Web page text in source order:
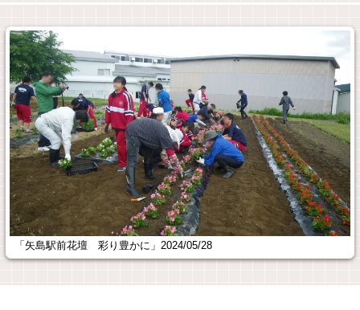
「矢島駅前花壇 彩り豊かに」2024/05/28